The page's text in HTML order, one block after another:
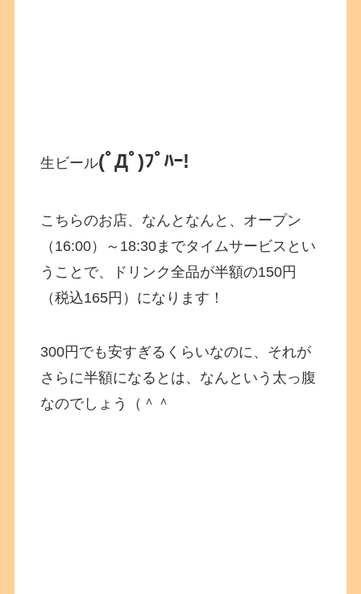
生ビール(ﾟДﾟ)ﾌﾟﾊｰ!
こちらのお店、なんとなんと、オープン
（16:00）～18:30までタイムサービスとい
うことで、ドリンク全品が半額の150円
（税込165円）になります！
300円でも安すぎるくらいなのに、それが
さらに半額になるとは、なんという太っ腹
なのでしょう（＾＾